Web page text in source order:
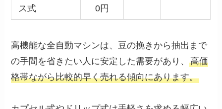
ス式
0円
高機能な全自動マシンは、豆の挽きから抽出まで
の手間を省きたい人に安定した需要があり、高価
格帯ながら比較的早く売れる傾向にあります。